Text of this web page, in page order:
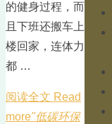
的健身过程，而
且下班还搬车上
楼回家，连体力
都 …
阅读全文 Read
more"低碳环保